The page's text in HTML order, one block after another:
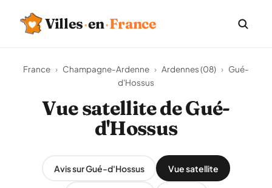
Villes·en·France
France › Champagne-Ardenne › Ardennes (08) › Gué-
d'Hossus
Vue satellite de Gué-
d'Hossus
Avis sur Gué-d'Hossus Vue satellite